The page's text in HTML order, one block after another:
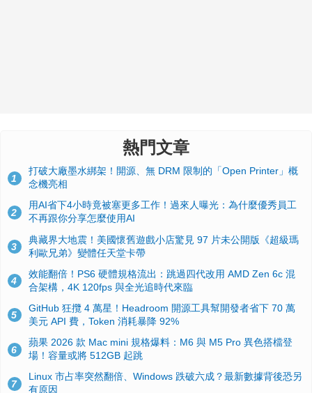
熱門文章
1
打破大廠墨水綁架！開源、無 DRM 限制的「Open Printer」概
念機亮相
2
用AI省下4小時竟被塞更多工作！過來人曝光：為什麼優秀員工
不再跟你分享怎麼使用AI
3
典藏界大地震！美國懷舊遊戲小店驚見 97 片未公開版《超級瑪
利歐兄弟》變體任天堂卡帶
4
效能翻倍！PS6 硬體規格流出：跳過四代改用 AMD Zen 6c 混
合架構，4K 120fps 與全光追時代來臨
5
GitHub 狂攬 4 萬星！Headroom 開源工具幫開發者省下 70 萬
美元 API 費，Token 消耗暴降 92%
6
蘋果 2026 款 Mac mini 規格爆料：M6 與 M5 Pro 異色搭檔登
場！容量或將 512GB 起跳
7
Linux 市占率突然翻倍、Windows 跌破六成？最新數據背後恐另
有原因